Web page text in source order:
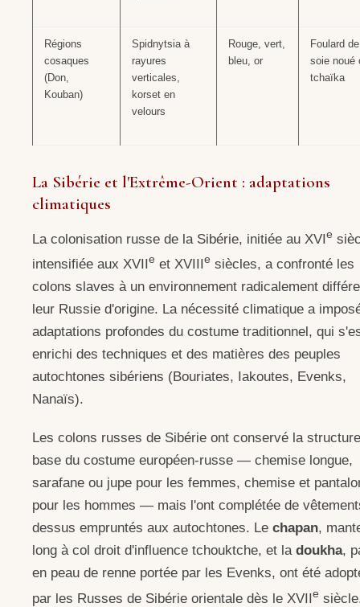
Régions
cosaques
(Don,
Kouban)
Spidnytsia à
rayures
verticales,
korset en
velours
Rouge, vert,
bleu, or
Foulard de
soie noué
tchaïka
La Sibérie et l'Extrême-Orient : adaptations
climatiques
La colonisation russe de la Sibérie, initiée au XVIe
intensifiée aux XVIIe et XVIIIe siècles, a confronté les
colons slaves à un environnement radicalement
leur Russie d'origine. La nécessité climatique a
adaptations profondes du costume traditionnel, qui
enrichi des techniques et des matières des peuples
autochtones sibériens (Bouriates, Iakoutes, Evenks,
Nanaïs).
Les colons russes de Sibérie ont conservé la
base du costume européen-russe — chemise longue,
sarafane ou jupe pour les femmes, chemise et
pour les hommes — mais l'ont complétée de
dessus empruntés aux autochtones. Le chapan,
long à col droit d'influence tchouktche, et la doukha,
en peau de renne portée par les Evenks, ont été
par les Russes de Sibérie orientale dès le XVIIe